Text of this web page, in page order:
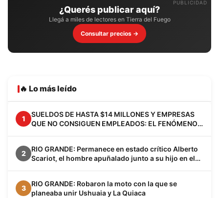
PUBLICIDAD
¿Querés publicar aquí?
Llegá a miles de lectores en Tierra del Fuego
Consultar precios →
🔥 Lo más leído
1
SUELDOS DE HASTA $14 MILLONES Y EMPRESAS
QUE NO CONSIGUEN EMPLEADOS: EL FENÓMENO
2
RIO GRANDE: Permanece en estado crítico Alberto
Scariot, el hombre apuñalado junto a su hijo en el
3
RIO GRANDE: Robaron la moto con la que se
planeaba unir Ushuaia y La Quiaca